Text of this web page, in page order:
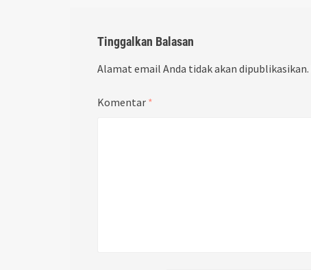
Tinggalkan Balasan
Alamat email Anda tidak akan dipublikasikan.
Komentar *